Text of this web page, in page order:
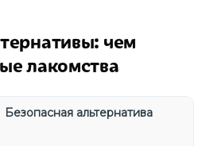
чем
лакомства
Безопасная альтернатива